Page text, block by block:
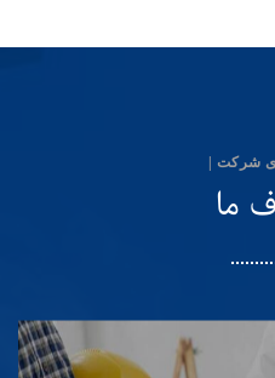
شرکت |
ما